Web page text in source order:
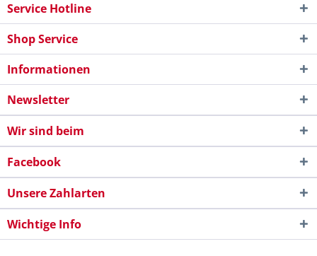
Service Hotline
Shop Service
Informationen
Newsletter
Wir sind beim
Facebook
Unsere Zahlarten
Wichtige Info